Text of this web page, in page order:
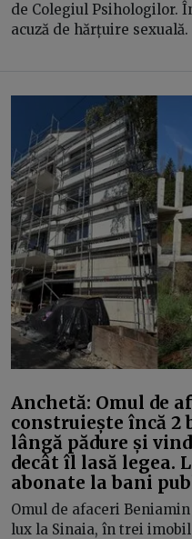
de Colegiul Psihologilor.
acuză de hărțuire sexuală.
Anchetă: Omul de
construiește încă 2
lângă pădure și
decât îl lasă legea.
abonate la bani
Omul de afaceri
lux la Sinaia, în trei